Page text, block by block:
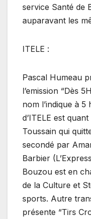
service Santé de
auparavant les
ITELE :
Pascal Humeau
l’emission “Dès
nom l’indique à
d’ITELE est
Toussain qui
secondé par
Barbier
Bouzou est en
de la Culture et
sports. Autre
présente “Tirs